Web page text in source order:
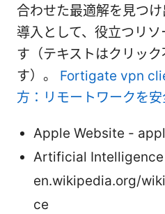
合わせた最適解を見つけ
導入として、役立つリ
す（テキストはクリッ
す）。 Fortigate vpn
方：リモートワークを
Apple Website -
Artificial
en.wikipedia.org/
ce